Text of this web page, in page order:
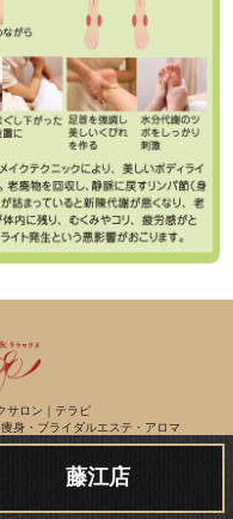
藤江店
サロン｜テラピ
身・ブライダルエステ・アロマ